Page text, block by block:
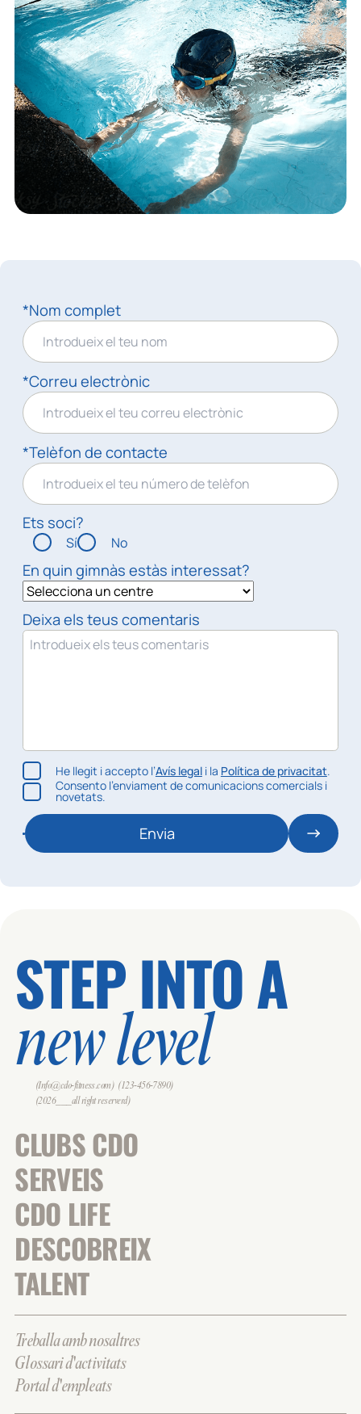
*Nom complet
*Correu electrònic
*Telèfon de contacte
Ets soci?
Sí No
En quin gimnàs estàs interessat?
Deixa els teus comentaris
He llegit i accepto l’Avís legali la Política de privacitat.
Consento l’enviament de comunicacions comercials i
novetats.
Envia
STEP INTO A
new level
(Info@cdo-fitness.com) (123-456-7890)
(2026___all right reserverd)
CLUBS CDO
SERVEIS
CDO LIFE
DESCOBREIX
TALENT
Treballa amb nosaltres
Glossari d'activitats
Portal d'empleats